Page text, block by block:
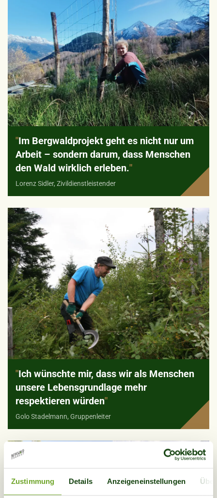
Zustimmung Details Anzeigeneinstellungen
"Im Bergwaldprojekt geht es nicht nur um
Arbeit – sondern darum, dass Menschen
den Wald wirklich erleben."
Lorenz Sidler, Zivildienstleistender
"Ich wünschte mir, dass wir als Menschen
unsere Lebensgrundlage mehr
respektieren würden"
Golo Stadelmann, Gruppenleiter